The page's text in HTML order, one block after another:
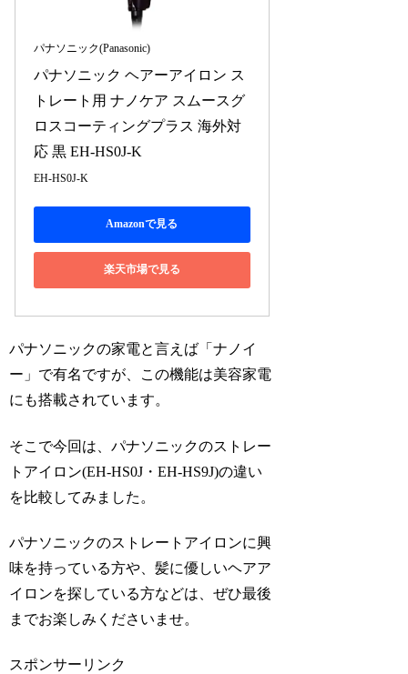
パナソニック(Panasonic)
パナソニック ヘアーアイロン ス
トレート用 ナノケア スムースグ
ロスコーティングプラス 海外対
応 黒 EH-HS0J-K
EH-HS0J-K
Amazonで見る
楽天市場で見る
パナソニックの家電と言えば「ナノイ
ー」で有名ですが、この機能は美容家電
にも搭載されています。
そこで今回は、パナソニックのストレー
トアイロン(EH-HS0J・EH-HS9J)の違い
を比較 してみました。
パナソニックのストレートアイロンに興
味を持っている方や、髪に優しいヘアア
イロンを探している方などは、ぜひ最後
までお楽しみくださいませ。
スポンサーリンク